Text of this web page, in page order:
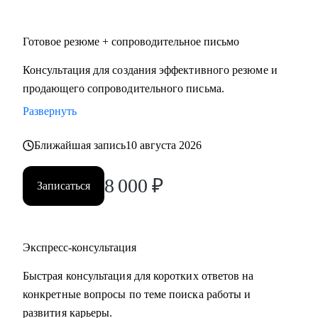
• Фешн и бьюти
• Спорт
• GR и внешняя политика
помогаю с самооценкой и определением перспектив. Могу
быть рядом в периоды, когда профессиональная поддержка
Готовое резюме + сопроводительное письмо
Консультация для создания эффективного резюме и
продающего сопроводительного письма.
Развернуть
Ближайшая запись10 августа 2026
Записаться 8 000 ₽
Экспресс-консультация
Быстрая консультация для коротких ответов на
конкретные вопросы по теме поиска работы и
развития карьеры.